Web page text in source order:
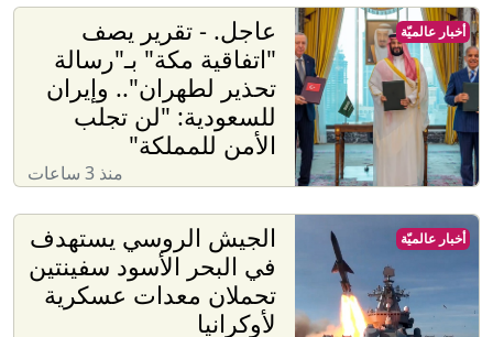
عاجل. - تقرير يصف
"اتفاقية مكة" بـ"رسالة
تحذير لطهران".. وإيران
للسعودية: "لن تجلب
الأمن للمملكة"
منذ 3 ساعات
أخبار عالميّة
الجيش الروسي يستهدف
في البحر الأسود سفينتين
تحملان معدات عسكرية
لأوكرانيا
أخبار عالميّة